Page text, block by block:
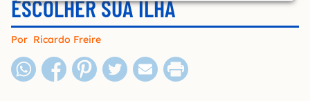
ESCOLHER SUA ILHA
Por Ricardo Freire